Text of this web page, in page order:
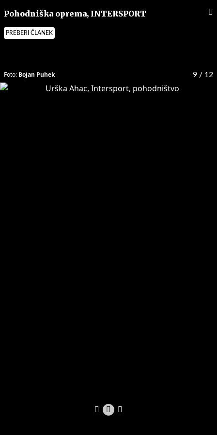
Pohodniška oprema, INTERSPORT
PREBERI ČLANEK
9 / 12
Foto: Bojan Puhek